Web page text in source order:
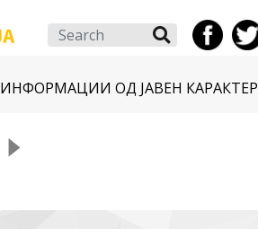
Search
ИНФОРМАЦИИ ОД ЈАВЕН КАРАКТЕР